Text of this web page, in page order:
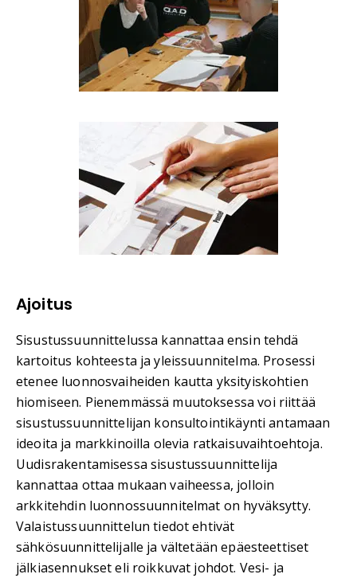
Ajoitus
Sisustussuunnittelussa kannattaa ensin tehdä
kartoitus kohteesta ja yleissuunnitelma. Prosessi
etenee luonnosvaiheiden kautta yksityiskohtien
hiomiseen. Pienemmässä muutoksessa voi riittää
sisustussuunnittelijan konsultointikäynti antamaan
ideoita ja markkinoilla olevia ratkaisuvaihtoehtoja.
Uudisrakentamisessa sisustussuunnittelija
kannattaa ottaa mukaan vaiheessa, jolloin
arkkitehdin luonnossuunnitelmat on hyväksytty.
Valaistussuunnittelun tiedot ehtivät
sähkösuunnittelijalle ja vältetään epäesteettiset
jälkiasennukset eli roikkuvat johdot. Vesi- ja